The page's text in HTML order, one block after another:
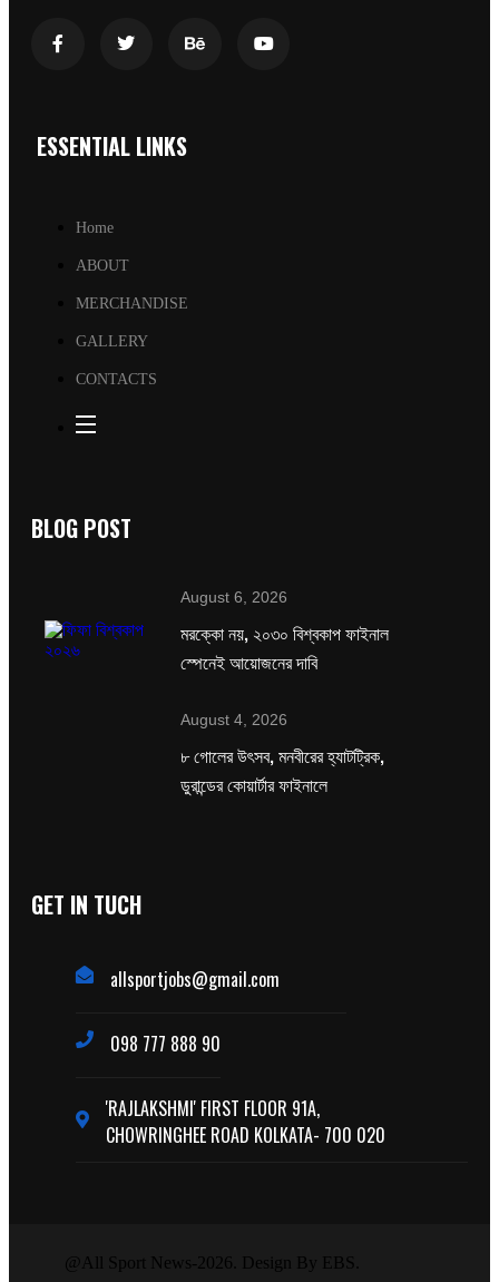
ESSENTIAL LINKS
Home
ABOUT
MERCHANDISE
GALLERY
CONTACTS
BLOG POST
August 6, 2026
মরক্কো নয়, ২০৩০ বিশ্বকাপ ফাইনাল
স্পেনেই আয়োজনের দাবি
August 4, 2026
৮ গোলের উৎসব, মনবীরের হ্যাটট্রিক,
ডুরান্ডের কোয়ার্টার ফাইনালে
GET IN TUCH
allsportjobs@gmail.com
098 777 888 90
'RAJLAKSHMI' FIRST FLOOR 91A,
CHOWRINGHEE ROAD KOLKATA- 700 020
@All Sport News-2026. Design By EBS.